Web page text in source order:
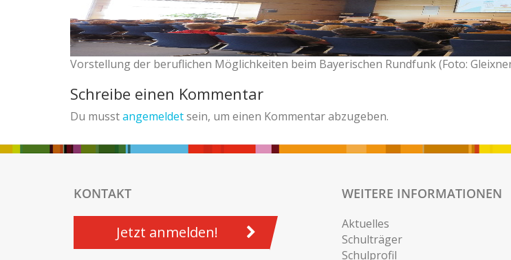
Vorstellung der beruflichen Möglichkeiten beim Bayerischen Rundfunk (Foto:
Schreibe einen Kommentar
Du musstangemeldetsein, um einen Kommentar abzugeben.
KONTAKT
Jetzt anmelden!
WEITERE INFORMATIONEN
Aktuelles
Schulträger
Schulprofil